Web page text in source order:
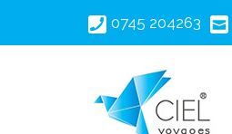
conţinutul
0745 204263